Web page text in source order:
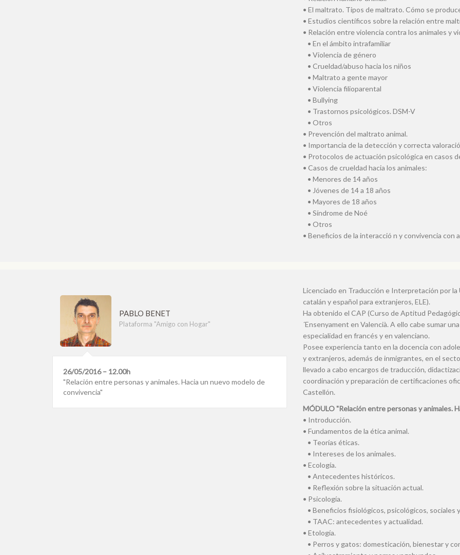
• El maltrato. Tipos de maltrato. Cómo se
• Estudios científicos sobre la relación entre
• Relación entre violencia contra los animales y
• En el ámbito intrafamiliar
• Violencia de género
• Crueldad/abuso hacia los niños
• Maltrato a gente mayor
• Violencia filioparental
• Bullying
• Trastornos psicológicos. DSM-V
• Otros
• Prevención del maltrato animal.
• Importancia de la detección y correcta
• Protocolos de actuación psicológica en casos
• Casos de crueldad hacia los animales:
• Menores de 14 años
• Jóvenes de 14 a 18 años
• Mayores de 18 años
• Síndrome de Noé
• Otros
• Beneficios de la interacció n y convivencia con
PABLO BENET
Plataforma "Amigo con Hogar"
26/05/2016 – 12.00h
"Relación entre personas y animales. Hacia un nuevo modelo de
convivencia"
Licenciado en Traducción e Interpretación por
catalán y español para extranjeros, ELE).
Ha obtenido el CAP (Curso de Aptitud
´Ensenyament en Valencià. A ello cabe sumar
especialidad en francés y en valenciano.
Posee experiencia tanto en la docencia con
y extranjeros, además de inmigrantes, en el
llevado a cabo encargos de traducción,
coordinación y preparación de certificaciones
Castellón.
MÓDULO "Relación entre personas y animales.
• Introducción.
• Fundamentos de la ética animal.
• Teorías éticas.
• Intereses de los animales.
• Ecología.
• Antecedentes históricos.
• Reflexión sobre la situación actual.
• Psicología.
• Beneficios fisiológicos, psicológicos, sociales
• TAAC: antecedentes y actualidad.
• Etología.
• Perros y gatos: domesticación, bienestar y